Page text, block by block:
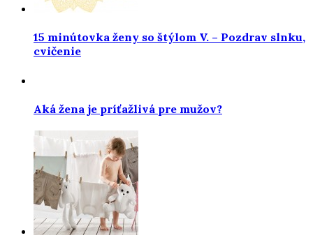
15 minútovka ženy so štýlom V. – Pozdrav slnku,
cvičenie
Aká žena je príťažlivá pre mužov?